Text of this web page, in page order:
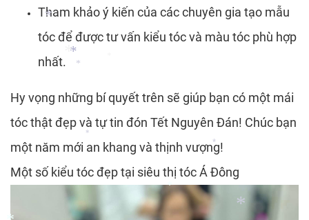
*
*
*
*
Tham khảo ý kiến của các chuyên gia tạo mẫu
tóc để được tư vấn kiểu tóc và màu tóc phù hợp
nhất.
Hy vọng những bí quyết trên sẽ giúp bạn có một mái
tóc thật đẹp và tự tin đón Tết Nguyên Đán! Chúc bạn
một năm mới an khang và thịnh vượng!
Một số kiểu tóc đẹp tại siêu thị tóc Á Đông